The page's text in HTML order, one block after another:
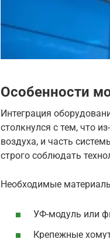
Особенности
Интеграция
столкнулся с тем, что
воздуха, и часть
строго соблюдать
Необходимые
УФ-модуль или
Крепежные